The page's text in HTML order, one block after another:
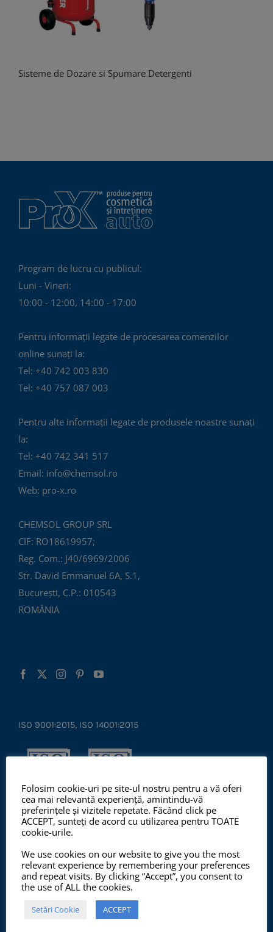
Sisteme de Dozare si Spumare Detergenti
Program de lucru cu publicul:
Luni - Vineri:
10:00 - 12:00, 14:00 - 17:00
Pentru informații legate de procesarea comenzilor
online sunați la:
Tel: +40 742 003 830
Tel: +40 757 087 003
Pentru alte informații legate de produsele noastre sunați
la:
Tel: +40 742 341 517
Email: info@chemsol.ro
Web: pro-x.ro
CHEMSOL GROUP SRL
CIF: RO18619957;
Reg. Com.: J40/6969/2006
Str. David Emmanuel 6A, S.1,
București, C.P.: 010543
ROMÂNIA
ISO 9001:2015, ISO 14001:2015
Începând cu anul 2012, ChemSol Group deține
ISO9001:2015 și Certificatul Sistemului de Management
al Mediului ISO14001:2015.
Folosim cookie-uri pe site-ul nostru pentru a vă oferi
cea mai relevantă experiență, amintindu-vă
preferințele și vizitele repetate. Făcând click pe
ACCEPT, sunteți de acord cu utilizarea pentru TOATE
cookie-urile.
We use cookies on our website to give you the most
relevant experience by remembering your preferences
and repeat visits. By clicking “Accept”, you consent to
the use of ALL the cookies.
Setări Cookie ACCEPT